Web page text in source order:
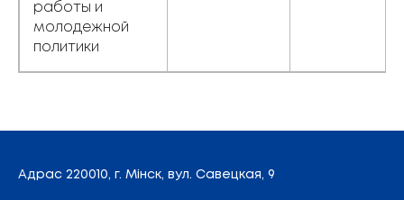
работы и
молодежной
политики
Адрас 220010, г. Мінск, вул. Савецкая, 9